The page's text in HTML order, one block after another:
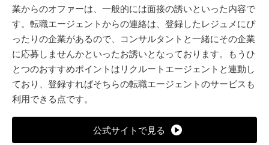
業からのオファーは、一般的には面接の誘いといった内容で
す。転職エージェントからの連絡は、登録したレジュメにぴ
ったりの企業があるので、コンサルタントと一緒にその企業
に応募しませんかといったお誘いとなっております。もうひ
とつのおすすめポイントはリクルートエージェントと連動し
ており、登録すればそちらの転職エージェントのサービスも
利用できる点です。
公式サイトで見る